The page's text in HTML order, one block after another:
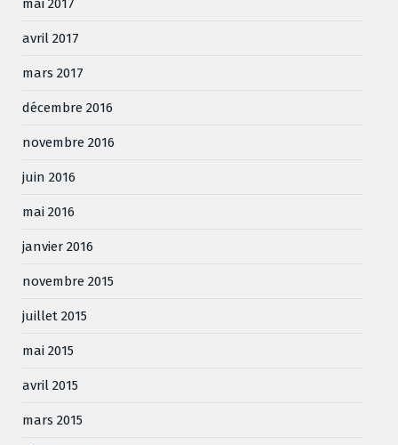
mai 2017
avril 2017
mars 2017
décembre 2016
novembre 2016
juin 2016
mai 2016
janvier 2016
novembre 2015
juillet 2015
mai 2015
avril 2015
mars 2015